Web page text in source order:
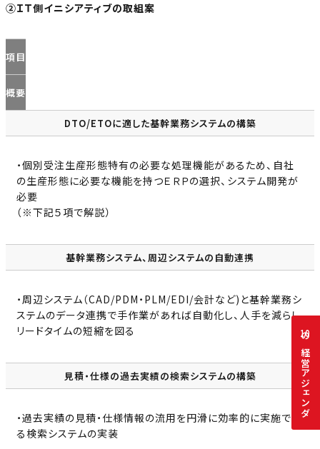
②ＩＴ側イニシアティブの取組案
項目
概要
DTO/ETOに適した基幹業務システムの構築
・個別受注生産形態特有の必要な処理機能があるため、自社
の生産形態に必要な機能を持つＥＲＰの選択、システム開発が
必要
（※下記５項で解説）
基幹業務システム、周辺システムの自動連携
・周辺システム（CAD/PDM・PLM/EDI/会計など)と基幹業務シ
ステムのデータ連携で手作業があれば自動化し、人手を減らし
リードタイムの短縮を図る
見積・仕様の過去実績の検索システムの構築
・過去実績の見積・仕様情報の流用を円滑に効率的に実施でき
る検索システムの実装
10
の経営アジェンダ